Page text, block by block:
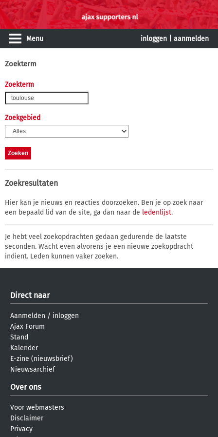
Menu inloggen aanmelden
Zoekterm
Zoekterm
Zoekgebied
Zoekresultaten
Hier kan je nieuws en reacties doorzoeken. Ben je op zoek naar
een bepaald lid van de site, ga dan naar de ledenlijst.
Je hebt veel zoekopdrachten gedaan gedurende de laatste
seconden. Wacht even alvorens je een nieuwe zoekopdracht
indient. Leden kunnen vaker zoeken.
Direct naar
Aanmelden / inloggen
Ajax Forum
Stand
Kalender
E-zine (nieuwsbrief)
Nieuwsarchief
Over ons
Voor webmasters
Disclaimer
Privacy